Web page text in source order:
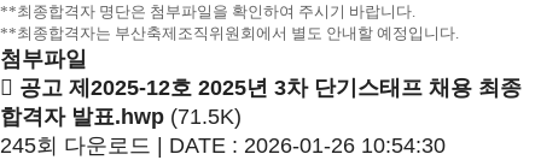
**최종합격자 명단은 첨부파일을 확인하여 주시기 바랍니다.
**최종합격자는 부산축제조직위원회에서 별도 안내할 예정입니다.
첨부파일
공고 제2025-12호 2025년 3차 단기스태프 채용 최종
합격자 발표.hwp (71.5K)
245회 다운로드 | DATE : 2026-01-26 10:54:30